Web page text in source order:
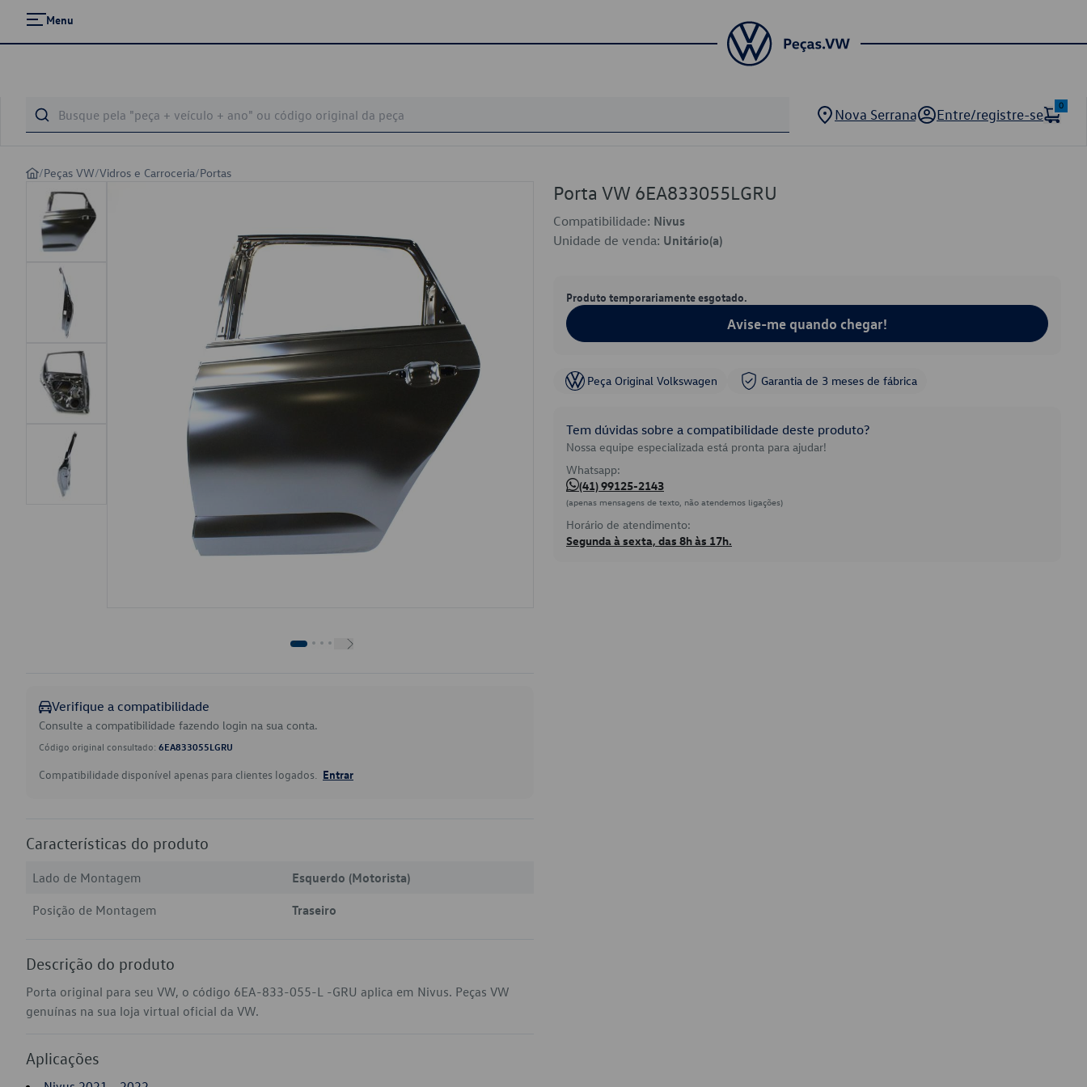
Menu
Nova Serrana Entre/registre-se
0
/Peças VW/Vidros e Carroceria/Portas
Verifique a compatibilidade
Consulte a compatibilidade fazendo login na sua conta.
Código original consultado: 6EA833055LGRU
Compatibilidade disponível apenas para clientes logados. Entrar
Características do produto
Lado de Montagem
Esquerdo (Motorista)
Posição de Montagem
Traseiro
Descrição do produto
Porta original para seu VW, o código 6EA-833-055-L -GRU aplica em Nivus. Peças VW
genuínas na sua loja virtual oficial da VW.
Aplicações
Porta VW 6EA833055LGRU
Compatibilidade: Nivus
Unidade de venda: Unitário(a)
Produto temporariamente esgotado.
Avise-me quando chegar!
Peça Original Volkswagen Garantia de 3 meses de fábrica
Tem dúvidas sobre a compatibilidade deste produto?
Nossa equipe especializada está pronta para ajudar!
Whatsapp:
(41) 99125-2143
(apenas mensagens de texto, não atendemos ligações)
Horário de atendimento:
Segunda à sexta, das 8h às 17h.